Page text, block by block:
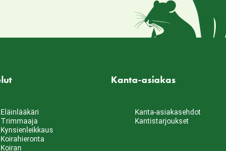
Eläinlääkäri
Trimmaaja
Kynsienleikkaus
Koirahieronta
Koiran
Kanta-asiakas
Kanta-asiakasehdot
Kantistarjoukset